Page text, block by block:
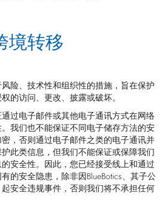
境转移
险、技术性和组织性的措施，旨在保护
的访问、更改、披露或破坏。
过电子邮件或其他电子通讯方式在网络
我们也不能保证不同电子储存方法的安
，否则通过电子邮件之类的电子通讯并
此类信息，但我们不能保证或保障我们
安全性。因此，您已经接受线上和通过
的安全隐患，除非因BlueBotics、其子公
安全违规事件，否则我们将不承担任何